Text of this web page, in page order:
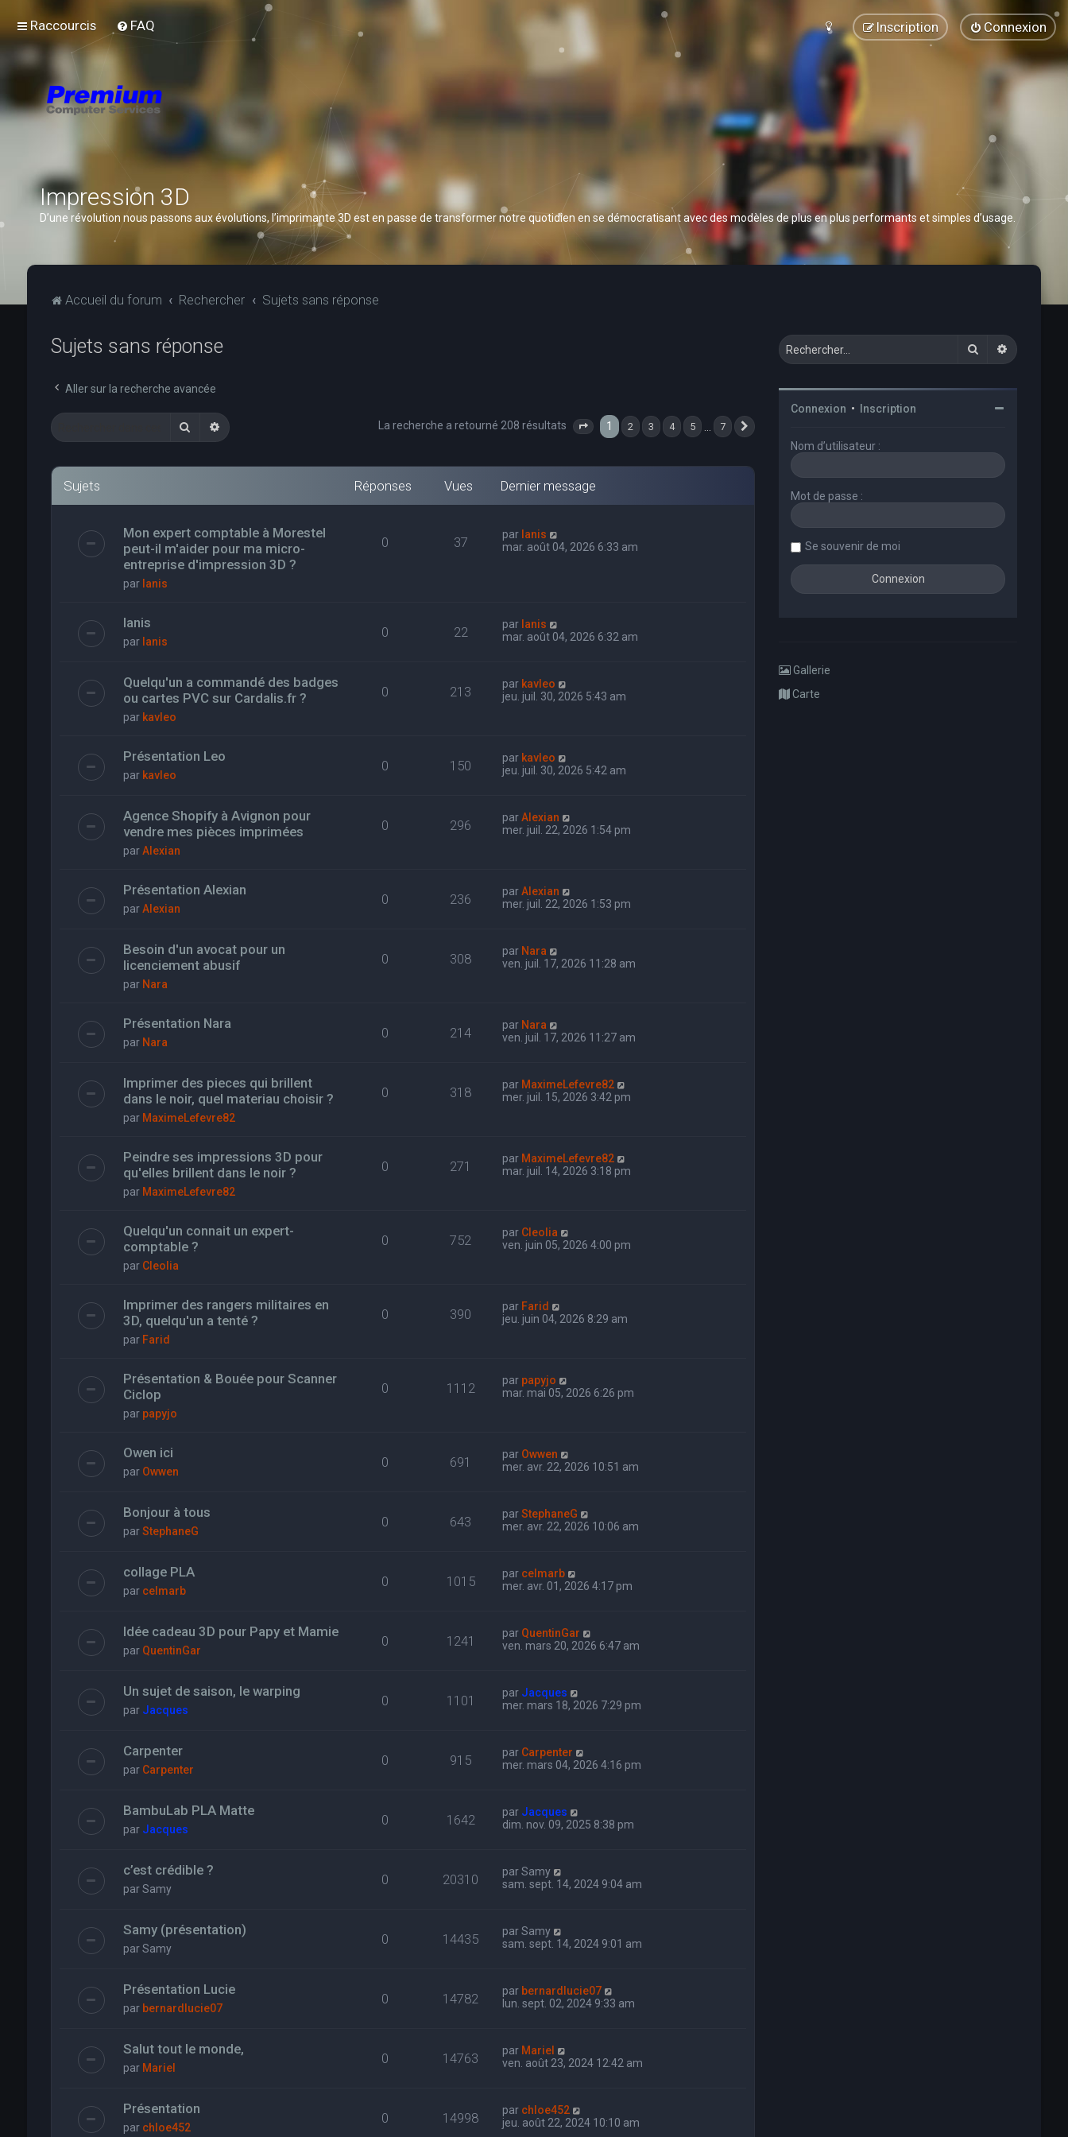
Raccourcis FAQ Connexion
Inscription
Impression 3D
D’une révolution nous passons aux évolutions, l’imprimante 3D est en passe de transformer notre quotidien en se démocratisant avec des modèles de plus en plus performants et simples d’usage.
Accueil du forum Rechercher Sujets sans réponse
Sujets sans réponse
Aller sur la recherche avancée
RechercherRecherche avancée La recherche a retourné 208 résultats Page 1sur 7
1 2 3 4 5 7
Sujets Réponses Vues Dernier message
Mon expert comptable à Morestel
peut-il m'aider pour ma micro-
entreprise d'impression 3D ?
par Ianis
0 37 par Ianis
mar. août 04, 2026 6:33 am
Ianis
par Ianis
0 22 par Ianis
mar. août 04, 2026 6:32 am
Quelqu'un a commandé des badges
ou cartes PVC sur Cardalis.fr ?
par kavleo
0 213 par kavleo
jeu. juil. 30, 2026 5:43 am
Présentation Leo
par kavleo
0 150 par kavleo
jeu. juil. 30, 2026 5:42 am
Agence Shopify à Avignon pour
vendre mes pièces imprimées
parAlexian
0 296 parAlexian
mer. juil. 22, 2026 1:54 pm
Présentation Alexian
parAlexian
0 236 parAlexian
mer. juil. 22, 2026 1:53 pm
Besoin d'un avocat pour un
licenciement abusif
par Nara
0 308 par Nara
ven. juil. 17, 2026 11:28 am
Présentation Nara
par Nara
0 214 par Nara
ven. juil. 17, 2026 11:27 am
Imprimer des pieces qui brillent
dans le noir, quel materiau choisir ?
par MaximeLefevre82
0 318 par MaximeLefevre82
mer. juil. 15, 2026 3:42 pm
Peindre ses impressions 3D pour
qu'elles brillent dans le noir ?
par MaximeLefevre82
0 271 par MaximeLefevre82
mar. juil. 14, 2026 3:18 pm
Quelqu'un connait un expert-
comptable ?
par Cleolia
0 752 par Cleolia
ven. juin 05, 2026 4:00 pm
Imprimer des rangers militaires en
3D, quelqu'un a tenté ?
par Farid
0 390 par Farid
jeu. juin 04, 2026 8:29 am
Présentation & Bouée pour Scanner
Ciclop
par papyjo
0 1112 par papyjo
mar. mai 05, 2026 6:26 pm
Owen ici
par Owwen
0 691 par Owwen
mer. avr. 22, 2026 10:51 am
Bonjour à tous
parStephaneG
0 643 parStephaneG
mer. avr. 22, 2026 10:06 am
collage PLA
par celmarb
0 1015 par celmarb
mer. avr. 01, 2026 4:17 pm
Idée cadeau 3D pour Papy et Mamie
par QuentinGar
0 1241 par QuentinGar
ven. mars 20, 2026 6:47 am
Un sujet de saison, le warping
par Jacques
0 1101 par Jacques
mer. mars 18, 2026 7:29 pm
Carpenter
par Carpenter
0 915 par Carpenter
mer. mars 04, 2026 4:16 pm
BambuLab PLA Matte
par Jacques
0 1642 par Jacques
dim. nov. 09, 2025 8:38 pm
c’est crédible ?
parSamy
0 20310 parSamy
sam. sept. 14, 2024 9:04 am
Samy (présentation)
parSamy
0 14435 parSamy
sam. sept. 14, 2024 9:01 am
Présentation Lucie
par bernardlucie07
0 14782 par bernardlucie07
lun. sept. 02, 2024 9:33 am
Salut tout le monde,
par Mariel
0 14763 par Mariel
ven. août 23, 2024 12:42 am
Présentation
par chloe452
0 14998 par chloe452
jeu. août 22, 2024 10:10 am
Rechercher
Connexion • Inscription
Nom d’utilisateur :
Mot de passe :
Se souvenir de moi
Gallerie
Carte